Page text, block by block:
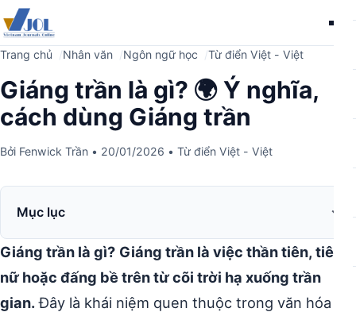
Trang chủ Nhân văn Ngôn ngữ học Từ điển Việt - Việt
Giáng trần là gì? 🌍 Ý nghĩa,
cách dùng Giáng trần
Bởi Fenwick Trần • 20/01/2026 • Từ điển Việt - Việt
Mục lục
Giáng trần là gì? Giáng trần là việc thần tiên, tiên
nữ hoặc đấng bề trên từ cõi trời hạ xuống trần
gian.Đây là khái niệm quen thuộc trong văn hóa